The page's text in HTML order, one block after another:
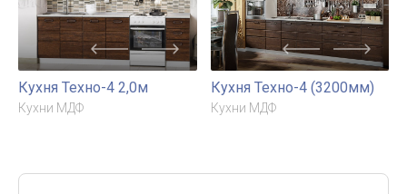
Кухня Техно-4 2,0м
Кухни МДФ
Кухня Техно-4 (3200мм)
Кухни МДФ